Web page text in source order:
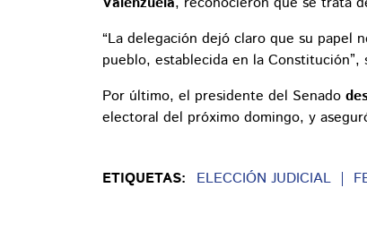
“La delegación dejó claro que su papel
pueblo, establecida en la Constitución”,
Por último, el presidente del Senado
electoral del próximo domingo, y
ETIQUETAS: ELECCIÓN JUDICIAL